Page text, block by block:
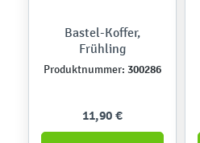
Bastel-Koffer,
Frühling
Produktnummer: 300286
11,90 €